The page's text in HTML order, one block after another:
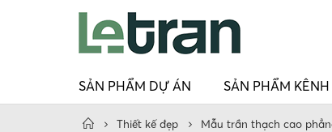
SẢN PHẨM DỰ ÁN SẢN PHẨM
Thiết kế đẹp Mẫu trần thạch cao